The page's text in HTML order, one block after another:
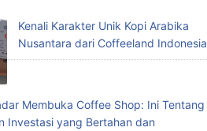
Kenali Karakter Unik Kopi Arabika
Nusantara dari Coffeeland Indonesia
Membuka Coffee Shop: Ini Tentang
Investasi yang Bertahan dan